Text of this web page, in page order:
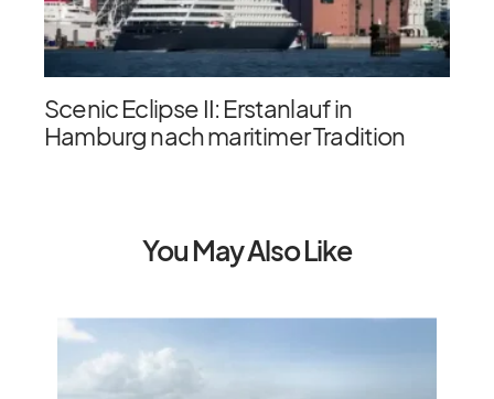
Scenic Eclipse II: Erstanlauf in
Hamburg nach maritimer Tradition
You May Also Like